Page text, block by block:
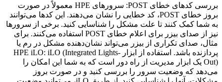
بررسی کدهای خطای POST: سرورهای HPE معمولاً در صورت
بروز خطای POST، کد خطایی را نشان می‌دهند. این کدها می‌توانند
به شما کمک کنند تا علت مشکل را شناسایی کنید. برخی از سرورها
نیز از صدای بیزر برای اعلام خطای POST استفاده می‌کنند. برای
مثال، صدای تکراری از بیزر می‌تواند نشان‌دهنده مشکل در رم یا
پردازنده باشد. استفاده از ابزار HPE iLO: iLO (Integrated Lights-
Out) یک ابزار مدیریت از راه دور است که به شما این امکان را
می‌دهد که وضعیت سرور را بررسی کنید و در صورت بروز